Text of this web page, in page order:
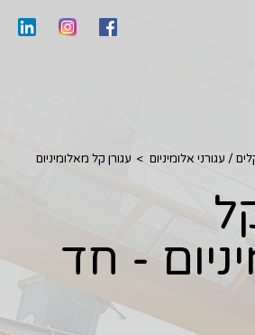
/ עגורני אלומיניום > עגורן קל מאלומיניום
- חד